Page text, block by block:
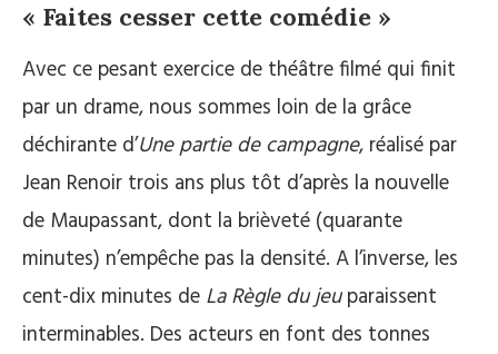
« Faites cesser cette comédie »
Avec ce pesant exercice de théâtre filmé qui finit
par un drame, nous sommes loin de la grâce
déchirante d’Une partie de campagne, réalisé par
Jean Renoir trois ans plus tôt d’après la nouvelle
de Maupassant, dont la brièveté (quarante
minutes) n’empêche pas la densité. A l’inverse, les
cent-dix minutes de La Règle du jeuparaissent
interminables. Des acteurs en font des tonnes